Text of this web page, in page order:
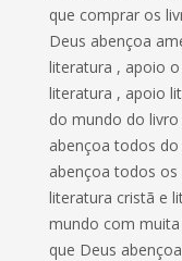
que comprar os
Deus abençoa
literatura , apoio
literatura , apoio
do mundo do
abençoa todos
abençoa todos
literatura cristã e
mundo com
que Deus